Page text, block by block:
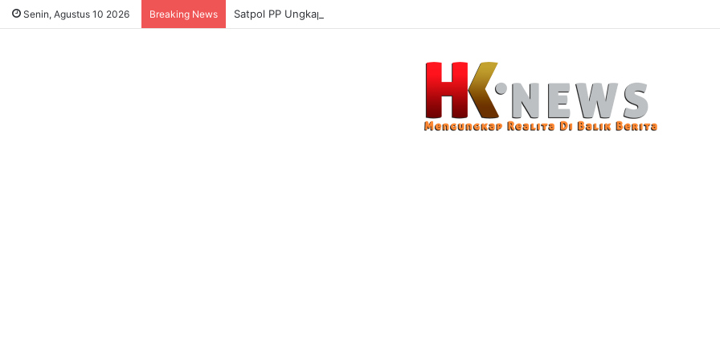
Senin, Agustus 10 2026 Breaking News Satpol PP Ungkap Dugaan Modus Pencurian Kursi Fasum Pemkot Surabaya Pakai Ambulans